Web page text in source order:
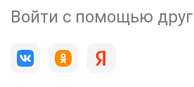
Войти с помощью